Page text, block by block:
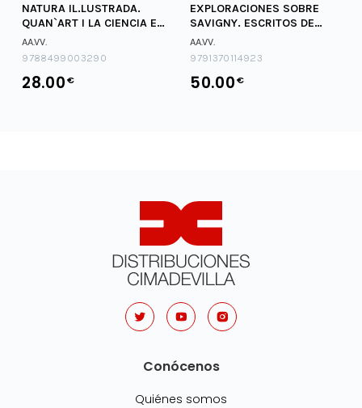
NATURA IL.LUSTRADA.
QUAN`ART I LA CIENCIA ES
TROBEN
AA.VV.
9788499003290
28.00€
EXPLORACIONES SOBRE
SAVIGNY. ESCRITOS DE
JOACHIM RUCKERT
AA.VV.
9791370114923
50.00€
Conócenos
Quiénes somos